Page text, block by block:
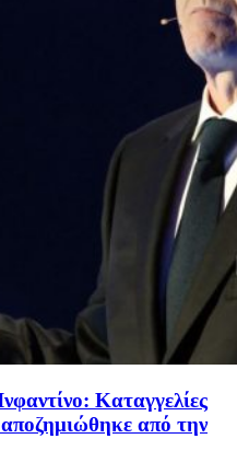
Καταγγελίες
από την